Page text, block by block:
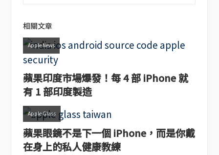
相關文章
Apple News
蘋果印度市場爆發！每 4 部 iPhone 就
有 1 部印度製造
Apple Glass
蘋果眼鏡不是下一個 iPhone，而是你戴
在身上的私人健康教練